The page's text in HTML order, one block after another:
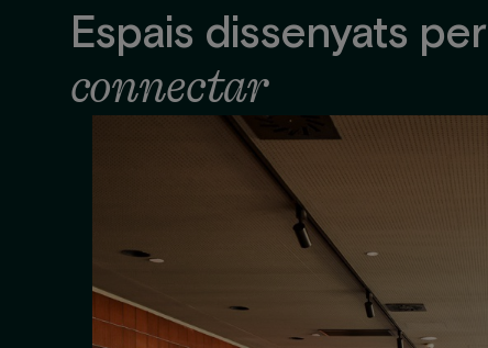
Espais dissenyats per
connectar